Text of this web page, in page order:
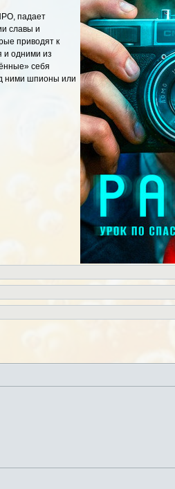
падает
славы и
приводят к
и одними из
себя
ними шпионы или